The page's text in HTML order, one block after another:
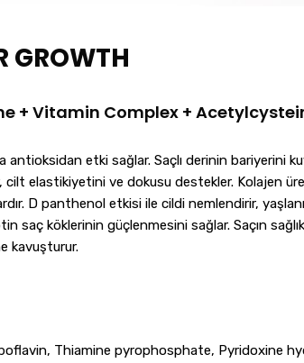
GROWTH
+ Vitamin Complex +
antioksidan etki sağlar. Saçlı derinin bariyerini
cilt elastikiyetini ve dokusu destekler. Kolajen
D panthenol etkisi ile cildi nemlendirir,
saç köklerinin güçlenmesini sağlar. Saçın
kavuşturur.
Thiamine pyrophosphate, Pyridoxine